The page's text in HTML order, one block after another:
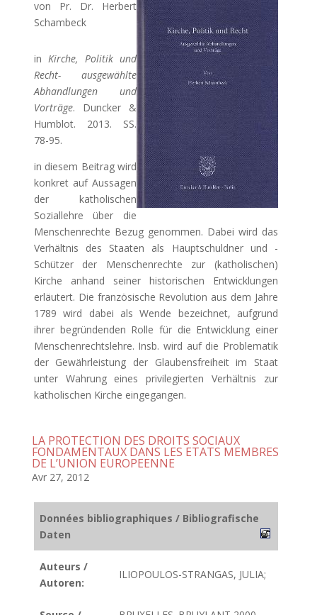
von Pr. Dr. Herbert
Schambeck
inKirche, Politik und
Recht- ausgewählte
Abhandlungen und
Vorträge. Duncker &
Humblot. 2013. SS.
78-95.
in diesem Beitrag wird
konkret auf Aussagen
der katholischen
Soziallehre über die
Menschenrechte Bezug genommen. Dabei wird das
Verhältnis des Staaten als Hauptschuldner und -
Schützer der Menschenrechte zur (katholischen)
Kirche anhand seiner historischen Entwicklungen
erläutert. Die französische Revolution aus dem Jahre
1789 wird dabei als Wende bezeichnet, aufgrund
ihrer begründenden Rolle für die Entwicklung einer
Menschenrechtslehre. Insb. wird auf die Problematik
der Gewährleistung der Glaubensfreiheit im Staat
unter Wahrung eines privilegierten Verhältnis zur
katholischen Kirche eingegangen.
LA PROTECTION DES DROITS SOCIAUX
FONDAMENTAUX DANS LES ETATS MEMBRES
DE L’UNION EUROPEENNE
Avr 27, 2012
Données bibliographiques / Bibliografische
Daten
Auteurs /
Autoren:
ILIOPOULOS-STRANGAS, JULIA;